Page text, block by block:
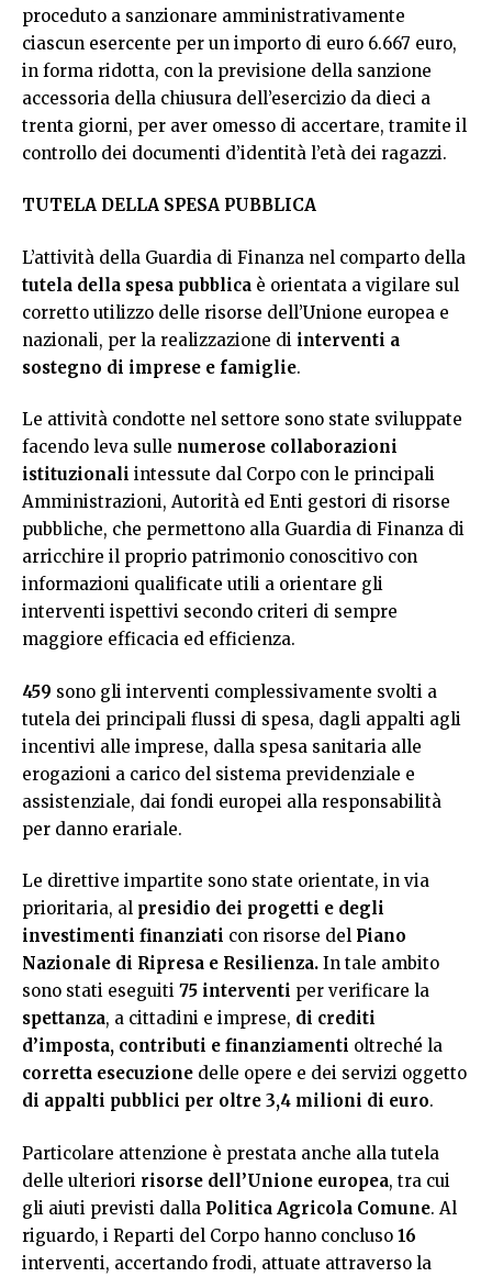
proceduto a sanzionare amministrativamente
ciascun esercente per un importo di euro 6.667 euro,
in forma ridotta, con la previsione della sanzione
accessoria della chiusura dell’esercizio da dieci a
trenta giorni, per aver omesso di accertare, tramite il
controllo dei documenti d’identità l’età dei ragazzi.
TUTELA DELLA SPESA PUBBLICA
L’attività della Guardia di Finanza nel comparto della
tutela della spesa pubblica è orientata a vigilare sul
corretto utilizzo delle risorse dell’Unione europea e
nazionali, per la realizzazione di interventi a
sostegno di imprese e famiglie.
Le attività condotte nel settore sono state sviluppate
facendo leva sulle numerose collaborazioni
istituzionali intessute dal Corpo con le principali
Amministrazioni, Autorità ed Enti gestori di risorse
pubbliche, che permettono alla Guardia di Finanza di
arricchire il proprio patrimonio conoscitivo con
informazioni qualificate utili a orientare gli
interventi ispettivi secondo criteri di sempre
maggiore efficacia ed efficienza.
459 sono gli interventi complessivamente svolti a
tutela dei principali flussi di spesa, dagli appalti agli
incentivi alle imprese, dalla spesa sanitaria alle
erogazioni a carico del sistema previdenziale e
assistenziale, dai fondi europei alla responsabilità
per danno erariale.
Le direttive impartite sono state orientate, in via
prioritaria, al presidio dei progetti e degli
investimenti finanziati con risorse del Piano
Nazionale di Ripresa e Resilienza. In tale ambito
sono stati eseguiti 75 interventi per verificare la
spettanza, a cittadini e imprese, di crediti
d’imposta, contributi e finanziamenti oltreché la
corretta esecuzione delle opere e dei servizi oggetto
di appalti pubblici per oltre 3,4 milioni di euro.
Particolare attenzione è prestata anche alla tutela
delle ulteriori risorse dell’Unione europea, tra cui
gli aiuti previsti dalla Politica Agricola Comune. Al
riguardo, i Reparti del Corpo hanno concluso 16
interventi, accertando frodi, attuate attraverso la